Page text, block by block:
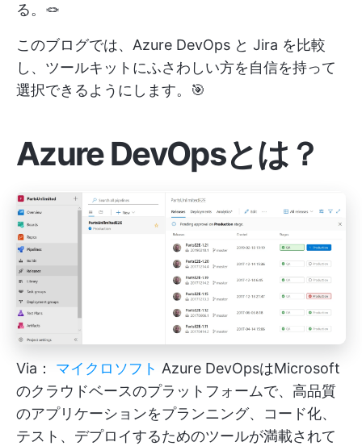
る。🪢
このブログでは、Azure DevOps と Jira を比較
し、ツールキットにふさわしい方を自信を持って
選択できるようにします。🎯
Azure DevOpsとは？
Via： マイクロソフト Azure DevOpsはMicrosoft
のクラウドベースのプラットフォームで、高品質
のアプリケーションをプランニング、コード化、
テスト、デプロイするためのツールが満載されて